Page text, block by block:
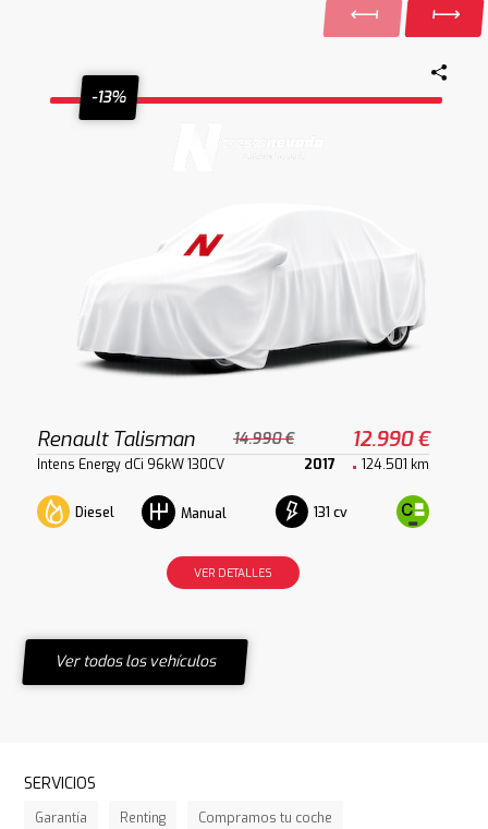
-13%
Renault Talisman 14.990 € 12.990 €
Intens Energy dCi 96kW 130CV 2017 124.501 km
Diesel Manual 131 cv
VER DETALLES
Ver todos los vehículos
SERVICIOS
Garantía Renting Compramos tu coche